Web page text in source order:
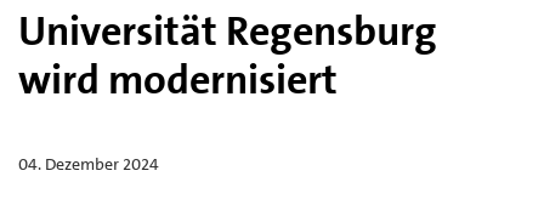
Universität Regensburg
wird modernisiert
04. Dezember 2024